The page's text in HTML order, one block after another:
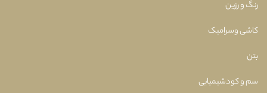
رنگ و رزین
کاشی وسرامیک
بتن
سم و کودشیمیایی